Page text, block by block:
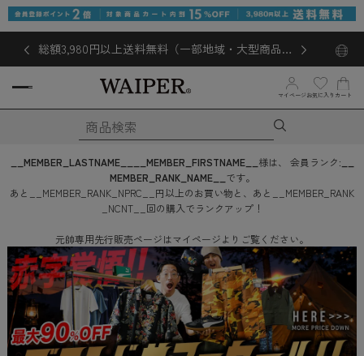
総額3,980円以上送料無料（一部地域・大型商品対
象外あり）
マイページ お気に入り カート
__MEMBER_LASTNAME__ __MEMBER_FIRSTNAME__ 様は、 会員ランク:
MEMBER_RANK_NAME__ です。
あと
__MEMBER_RANK_NPRC__ 円以上のお買い物と、あと
__MEMBER_RANK
_NCNT__ 回の購入でランクアップ！
元帥専用先行販売ページはマイページよりご覧ください。